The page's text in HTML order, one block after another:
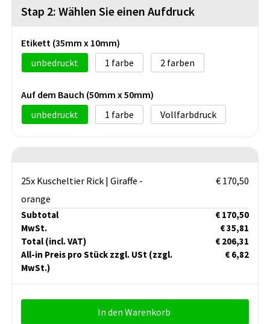
Stap 2: Wählen Sie einen Aufdruck
Etikett (35mm x 10mm)
unbedruckt
1 2
Auf dem Bauch (50mm x 50mm)
unbedruckt
1 Vollfarbdruck
25x Kuscheltier Rick | Giraffe -
orange
€ 170,50
Subtotal
€ 170,50
MwSt.
€ 35,81
Total (incl. VAT)
€ 206,31
All-in Preis pro Stück zzgl. USt (zzgl.
MwSt.)
€ 6,82
In den Warenkorb